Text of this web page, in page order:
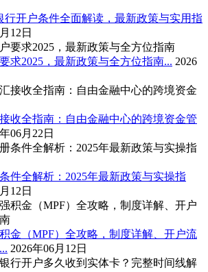
行开户条件全面解读，最新政策与实用指
12日
求2025，最新政策与全方位指南... 2026
收全指南：自由金融中心的跨境资金管
06月22日
件全解析：2025年最新政策与实操指
12日
金（MPF）全攻略，制度详解、开户流
2026年06月12日